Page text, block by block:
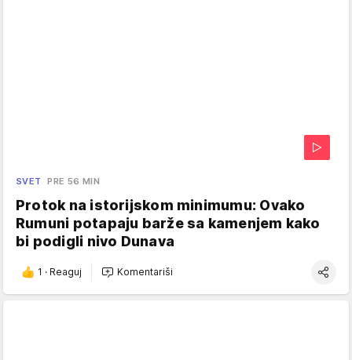
SVET PRE 56 MIN
Protok na istorijskom minimumu: Ovako
Rumuni potapaju barže sa kamenjem kako
bi podigli nivo Dunava
1 · Reaguj Komentariši